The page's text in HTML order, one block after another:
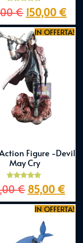
Valutato
5.00
€ 150,00 €
IN OFFERTA!
Figure -Devil
May Cry
Valutato
5.00
€ 85,00 €
IN OFFERTA!